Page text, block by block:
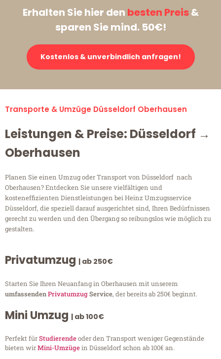
Erhalten Sie hier den besten Preis&
sparen Sie mind. 50€!
Kostenlos & unverbindlich anfragen!
Transporte & Umzüge Düsseldorf Oberhausen
Leistungen & Preise: Düsseldorf →
Oberhausen
Planen Sie einen Umzug oder Transport von Düsseldorf nach
Oberhausen? Entdecken Sie unsere vielfältigen und
kosteneffizienten Dienstleistungen bei Heinz Umzugsservice
Düsseldorf, die speziell darauf ausgerichtet sind, Ihren Bedürfnissen
gerecht zu werden und den Übergang so reibungslos wie möglich zu
gestalten.
Privatumzug | ab 250€
Starten Sie Ihren Neuanfang in Oberhausen mit unserem
umfassendenPrivatumzugService, der bereits ab 250€ beginnt.
Mini Umzug | ab 100€
Perfekt fürStudierendeoder den Transport weniger Gegenstände
bieten wirMini-Umzügein Düsseldorf schon ab 100€ an.